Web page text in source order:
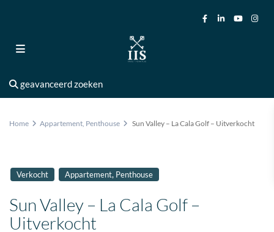
geavanceerd zoeken
Home Appartement, Penthouse Sun Valley – La Cala Golf – Uitverkocht
Verkocht Appartement, Penthouse
Sun Valley – La Cala Golf –
Uitverkocht